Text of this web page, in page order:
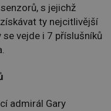
s jejichž
ty nejcitlivější
vejde i 7 příslušníků
admirál Gary